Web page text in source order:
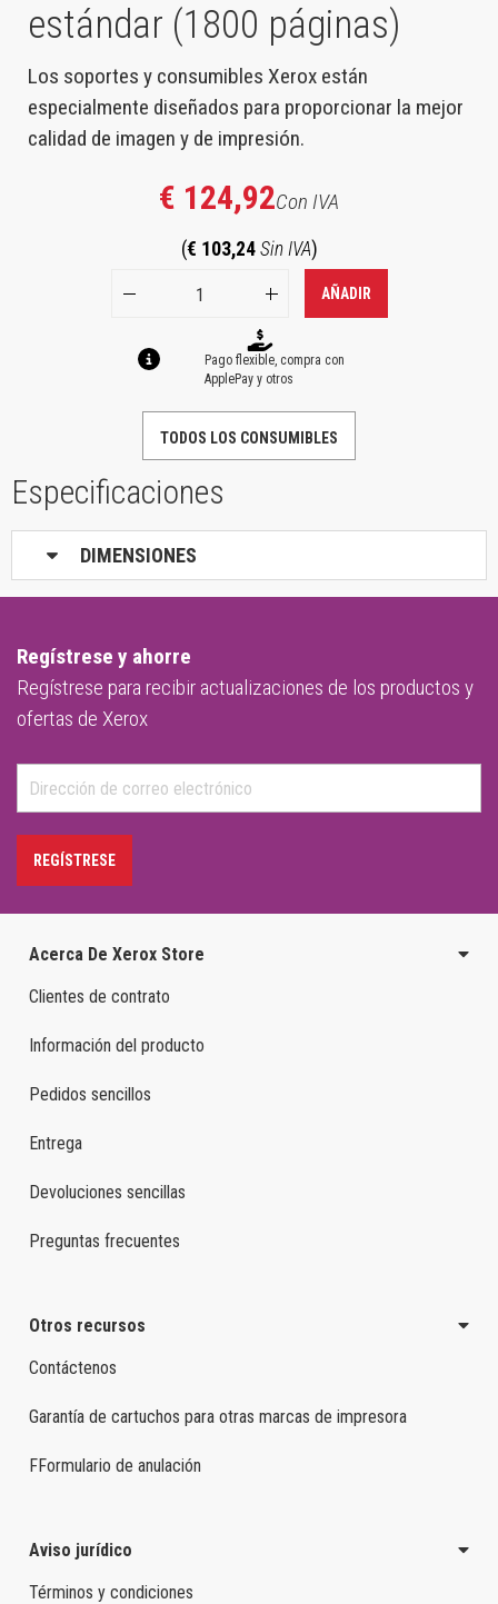
estándar (1800 páginas)
Los soportes y consumibles Xerox están
especialmente diseñados para proporcionar la mejor
calidad de imagen y de impresión.
€ 124,92Con IVA
(€ 103,24 Sin IVA)
AÑADIR
Pago flexible, compra con
ApplePay y otros
TODOS LOS CONSUMIBLES
Especificaciones
DIMENSIONES
Regístrese y ahorre
Regístrese para recibir actualizaciones de los productos y
ofertas de Xerox
REGÍSTRESE
Acerca De Xerox Store
Clientes de contrato
Información del producto
Pedidos sencillos
Entrega
Devoluciones sencillas
Preguntas frecuentes
Otros recursos
Contáctenos
Garantía de cartuchos para otras marcas de impresora
FFormulario de anulación
Aviso jurídico
Términos y condiciones